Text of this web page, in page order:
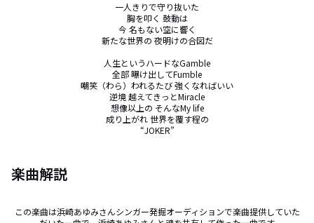
一人きりで守り抜いた
胸を叩く 鼓動は
今 名もない空に響く
新たな世界の 夜明けの合図だ
人生というハードなGamble
全部 曝け出してFumble
嘲笑（わら）われるたび 強くなればいい
逆境 越えてきっとMiracle
想像以上の そんなMy life
成り上がれ 世界を覆す程の
“JOKER”
楽曲解説
この楽曲は浜崎あゆみさんシンガー発掘オーディションで楽曲提供していた